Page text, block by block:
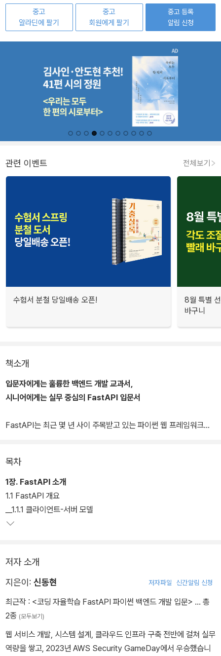
중고
알라딘에 팔기
중고
회원에게 팔기
중고 등록
알림 신청
관련 이벤트 전체보기
수험서 분철 당일배송 오픈!
8월 특별
바구니
책소개
입문자에게는 훌륭한 백엔드 개발 교과서,
시니어에게는 실무 중심의 FastAPI 입문서
FastAPI는 최근 몇 년 사이 주목받고 있는 파이썬 웹 프레임워크입
백엔드 개발을 처음 배우는 입문자와 다른 기술 스택을 사용하다가 F
astAPI를 배우려는 개발자를 대상으로 FastAPI의 핵심 특징을 소
개하고 단계별 프로젝트를 구현합니다. 'API 설계 및 요청-응답 처리
→ MySQL과 FastAPI를 연동한 ORM 구현 → 세션과 JWT 방식
의 사용자 인증'까지 이어지는 과정을 따라가며 Todo(할 일 관리) 앱
어떻게 돌아가는지 잘 보이지 않는다"는 것입니다. FastAPI는 짧은
코드로 서버를 실행하고, 데이터 검증과 API 문서 생성까지 자동으로
학습 성취감을 올려주고 현직 개발자에게는 개발 생산성을 높이는 경
험을 선사합니다. 이 책을 통해 FastAPI의 기본 문법은 물론 실제 서
비스로 이어지는 백엔드 개발 흐름을 경험해 보세요.
목차
1장. FastAPI 소개
1.1 FastAPI 개요
__1.1.1 클라이언트-서버 모델
저자 소개
지은이: 신동현 저자파일 신간알림 신청
최근작 : <코딩 자율학습 FastAPI 파이썬 백엔드 개발 입문> … 총
2종 (모두보기)
웹 서비스 개발, 시스템 설계, 클라우드 인프라 구축 전반에 걸쳐 실무
역량을 쌓고, 2023년 AWS Security GameDay에서 우승했습니